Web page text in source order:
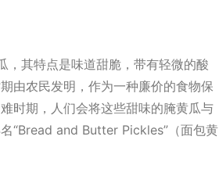
其特点是味道甜脆，带有轻微的酸
由农民发明，作为一种廉价的食物保
时期，人们会将这些甜味的腌黄瓜与
“Bread and Butter Pickles”（面包黄